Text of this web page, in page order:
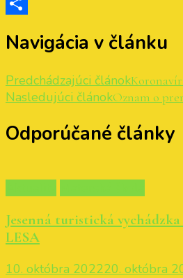
Copy
Navigácia v článku
Predchádzajúci článok
Nasledujúci článokOznam o
Odporúčané články
Jesenná turistická
LESA
10. októbra 202220. októbra